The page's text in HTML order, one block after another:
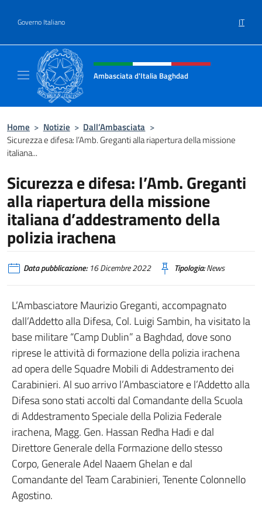
Governo Italiano IT
Intestazione sito, social e menù
Ambasciata d'Italia Baghdad
Home > Notizie > Dall’Ambasciata >
Sicurezza e difesa: l’Amb. Greganti alla riapertura della missione
italiana...
Sicurezza e difesa: l’Amb. Greganti
alla riapertura della missione
italiana d’addestramento della
polizia irachena
Data pubblicazione:16 Dicembre 2022 Tipologia:News
L’Ambasciatore Maurizio Greganti, accompagnato
dall’Addetto alla Difesa, Col. Luigi Sambin, ha visitato la
base militare “Camp Dublin” a Baghdad, dove sono
riprese le attività di formazione della polizia irachena
ad opera delle Squadre Mobili di Addestramento dei
Carabinieri. Al suo arrivo l’Ambasciatore e l’Addetto alla
Difesa sono stati accolti dal Comandante della Scuola
di Addestramento Speciale della Polizia Federale
irachena, Magg. Gen. Hassan Redha Hadi e dal
Direttore Generale della Formazione dello stesso
Corpo, Generale Adel Naaem Ghelan e dal
Comandante del Team Carabinieri, Tenente Colonnello
Agostino.